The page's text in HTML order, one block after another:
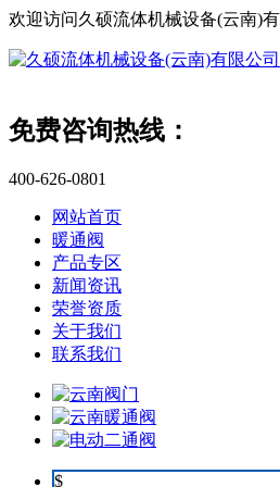
欢迎访问久硕流体机械设备(云南)
免费咨询热线：
400-626-0801
网站首页
暖通阀
产品专区
新闻资讯
荣誉资质
关于我们
联系我们
$